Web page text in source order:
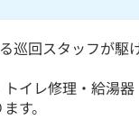
巡回スタッフが駆
イレ修理・給湯器
す。